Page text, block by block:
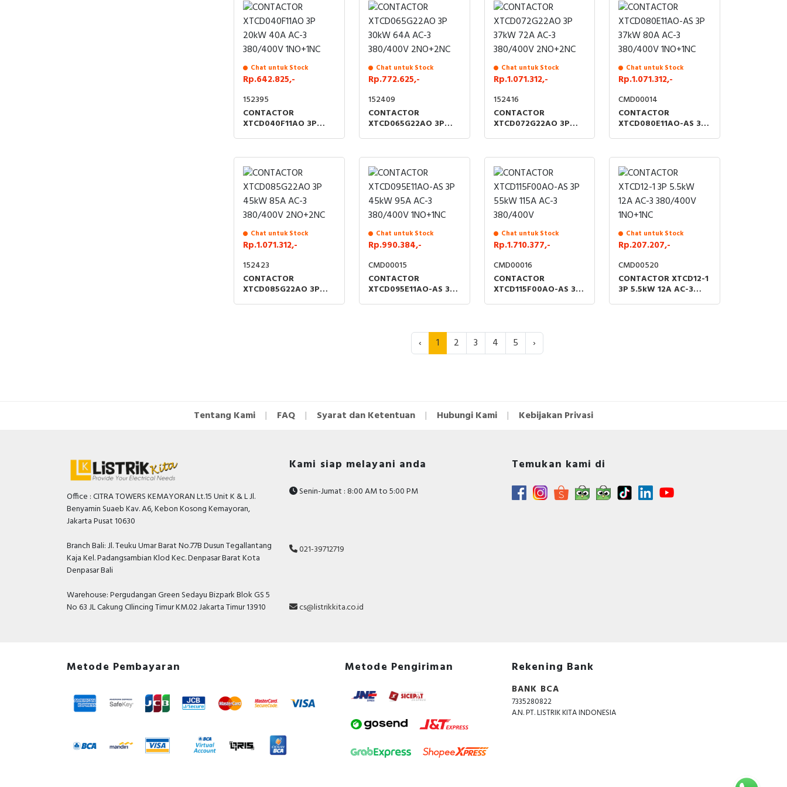
Chat untuk Stock
Rp.642.825,-
152395
CONTACTOR
XTCD040F11AO 3P
Chat untuk Stock
Rp.772.625,-
152409
CONTACTOR
XTCD065G22AO 3P
Chat untuk Stock
Rp.1.071.312,-
152416
CONTACTOR
XTCD072G22AO 3P
Chat untuk Stock
Rp.1.071.312,-
CMD00014
CONTACTOR
XTCD080E11AO-AS 3P
Chat untuk Stock
Rp.1.071.312,-
152423
CONTACTOR
XTCD085G22AO 3P
Chat untuk Stock
Rp.990.384,-
CMD00015
CONTACTOR
XTCD095E11AO-AS 3P
Chat untuk Stock
Rp.1.710.377,-
CMD00016
CONTACTOR
XTCD115F00AO-AS 3P
Chat untuk Stock
Rp.207.207,-
CMD00520
CONTACTOR XTCD12-1
3P 5.5kW 12A AC-3
‹ 1 2 3 4 5 ›
Tentang Kami FAQ Syarat dan Ketentuan Hubungi Kami Kebijakan Privasi
Office : CITRA TOWERS KEMAYORAN Lt.15 Unit K & L Jl.
Benyamin Suaeb Kav. A6, Kebon Kosong Kemayoran,
Jakarta Pusat 10630
Branch Bali: Jl. Teuku Umar Barat No.77B Dusun Tegallantang
Kaja Kel. Padangsambian Klod Kec. Denpasar Barat Kota
Denpasar Bali
Warehouse: Pergudangan Green Sedayu Bizpark Blok GS 5
No 63 JL Cakung CIlincing Timur KM.02 Jakarta Timur 13910
Kami siap melayani anda
Senin-Jumat : 8:00 AM to 5:00 PM
021-39712719
cs@listrikkita.co.id
Temukan kami di
Metode Pembayaran Metode Pengiriman Rekening Bank
BANK BCA
7335280822
A.N. PT. LISTRIK KITA INDONESIA